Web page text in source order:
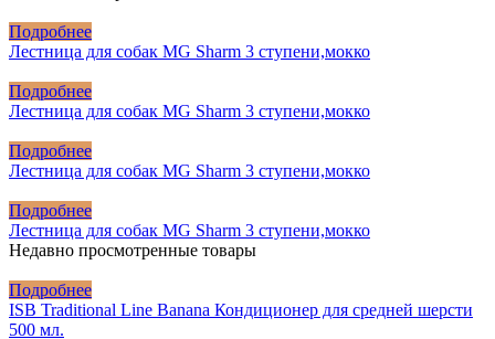
Подробнее
Лестница для собак MG Sharm 3 ступени,мокко
Подробнее
Лестница для собак MG Sharm 3 ступени,мокко
Подробнее
Лестница для собак MG Sharm 3 ступени,мокко
Подробнее
Лестница для собак MG Sharm 3 ступени,мокко
Недавно просмотренные товары
Подробнее
ISB Traditional Line Banana Кондиционер для средней шерсти
500 мл.